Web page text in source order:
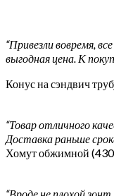
“Привезли вовремя,
выгодная цена. К
Конус на сэндвич
“Товар отличного
Доставка раньше
Хомут обжимной